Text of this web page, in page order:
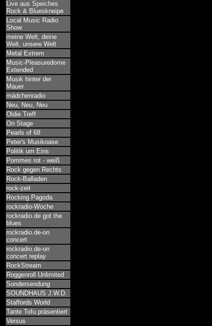
Live aus Speiches
Rock & Blueskneipe
Local Music Radio
Show
meine Welt, deine
Welt, unsere Welt
Metal Extrem
Music-Pleasuredome
Extended
Musik hinter der
Mauer
mädchenradio
Neu, Neu, Neu
Oldie Treff
On Stage
Pearls of 68
Peter's Musikoase
Politik um Eins
Pommes rot - weiß
Rock gegen Rechts
Rock-Balladen
rock-zeit
Rocking Pagoda
rockradio-Woche
rockradio.de got the
blues
rockradio.de-on
concert
rockradio.de-on
concert replay
RockStream
Roggenroll Unlimited
Sondersendung
SOUNDHAUS J.W.D.
Staffords World
Tante Tofu präsentiert
Versus